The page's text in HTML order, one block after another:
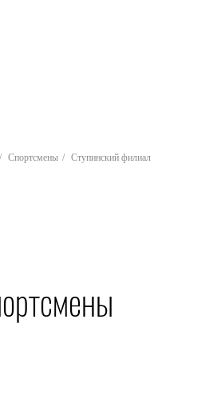
Спортсмены Ступинский филиал